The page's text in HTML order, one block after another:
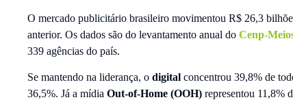
O mercado publicitário brasileiro movimentou R$ 26,3
anterior. Os dados são do levantamento anual do Cenp-
339 agências do país.
Se mantendo na liderança, o digital concentrou 39,8% de
36,5%. Já a mídia Out-of-Home (OOH) representou 11,8%